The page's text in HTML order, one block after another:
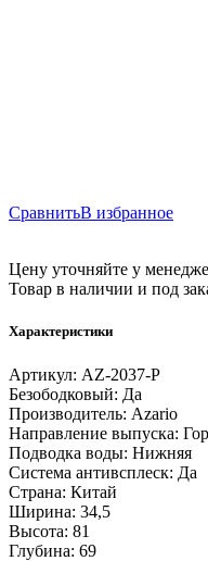
СравнитьВ избранное
Цену уточняйте у
Товар в наличии и под
Характеристики
Артикул: AZ-2037-P
Безободковый: Да
Производитель: Azario
Направление выпуска:
Подводка воды: Нижняя
Система антивсплеск: Да
Страна: Китай
Ширина: 34,5
Высота: 81
Глубина: 69